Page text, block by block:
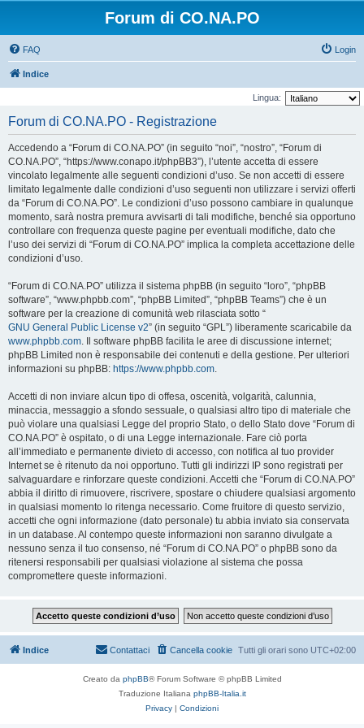
Forum di CO.NA.PO
FAQ Login
Indice
Lingua:
Forum di CO.NA.PO - Registrazione
Accedendo a “Forum di CO.NA.PO” (in seguito “noi”, “nostro”, “Forum di
CO.NA.PO”, “https://www.conapo.it/phpBB3”), l’utente accetta di essere
vincolato legalmente alle seguenti condizioni d’uso. Se non accetti di essere
limitato legalmente dalle condizioni d’uso seguenti non utilizzare i servizi offerti
da “Forum di CO.NA.PO”. Le condizioni d’uso possono cambiare in qualunque
momento, sarà nostra premura avvisarti di tali modifiche, benché sia opportuno
controllare con frequenza queste pagine per eventuali modifiche, dato che
l’uso dei servizi di “Forum di CO.NA.PO” implica la completa accettazione delle
condizioni d’uso.
“Forum di CO.NA.PO” utilizza il sistema phpBB (in seguito “loro”, “phpBB
software”, “www.phpbb.com”, “phpBB Limited”, “phpBB Teams”) che è un
software per la creazione di comunità web rilasciata sotto “
GNU General Public License v2” (in seguito “GPL”) liberamente scaricabile da
www.phpbb.com. Il software phpBB facilita le aree di discussione internet;
phpBB Limited non è responsabile dei contenuti e della gestione. Per ulteriori
informazioni su phpBB: https://www.phpbb.com.
Accetti di non inviare alcun tipo di offesa, oscenità, volgarità, calunnia,
minaccia, messaggio a sfondo sessuale, o qualsiasi altro tipo di materiale che
può violare una qualsiasi Legge del proprio Stato, o dello Stato dove “Forum di
CO.NA.PO” è ospitato, o di una Legge internazionale. Fare ciò porta
all’immediato e permanente divieto di accesso, con notifica al tuo provider
Internet se è ritenuto da noi opportuno. Tutti gli indirizzi IP sono registrati per
salvaguardare e rinforzare queste condizioni. Accetti che “Forum di CO.NA.PO”
abbia il diritto di rimuovere, riscrivere, spostare o chiudere qualsiasi argomento
in qualsiasi momento lo ritenga necessario. Come fruitore di questo servizio,
accetti che ogni informazione (dato personale) tu abbia inviato sia conservata
in un database. Al contempo queste informazioni non saranno divulgate a
nessuno senza il tuo consenso, né “Forum di CO.NA.PO” o phpBB sono da
ritenersi responsabili per qualsiasi violazione al sistema che possa
compromettere queste informazioni.
Indice Tutti gli orari sono UTC+02:00
Cancella cookie
Contattaci
Creato da phpBB® Forum Software © phpBB Limited
Traduzione Italiana phpBB-Italia.it
Privacy | Condizioni